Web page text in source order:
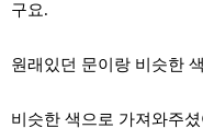
구요.
원래있던 문이랑 비슷한
비슷한 색으로 가져와주